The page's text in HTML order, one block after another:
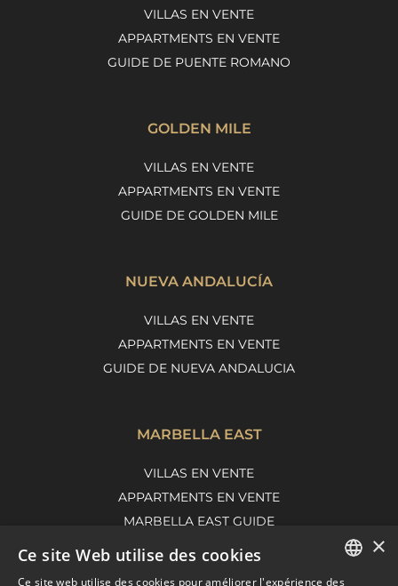
VILLAS EN VENTE
APPARTMENTS EN VENTE
GUIDE DE PUENTE ROMANO
GOLDEN MILE
VILLAS EN VENTE
APPARTMENTS EN VENTE
GUIDE DE GOLDEN MILE
NUEVA ANDALUCÍA
VILLAS EN VENTE
APPARTMENTS EN VENTE
GUIDE DE NUEVA ANDALUCIA
MARBELLA EAST
VILLAS EN VENTE
APPARTMENTS EN VENTE
MARBELLA EAST GUIDE
×
Ce site Web utilise des cookies
Ce site web utilise des cookies pour améliorer l'expérience des